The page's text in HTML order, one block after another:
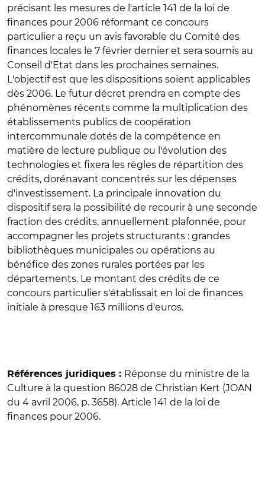
précisant les mesures de l'article 141 de la loi de
finances pour 2006 réformant ce concours
particulier a reçu un avis favorable du Comité des
finances locales le 7 février dernier et sera soumis au
Conseil d'Etat dans les prochaines semaines.
L'objectif est que les dispositions soient applicables
dès 2006. Le futur décret prendra en compte des
phénomènes récents comme la multiplication des
établissements publics de coopération
intercommunale dotés de la compétence en
matière de lecture publique ou l'évolution des
technologies et fixera les règles de répartition des
crédits, dorénavant concentrés sur les dépenses
d'investissement. La principale innovation du
dispositif sera la possibilité de recourir à une seconde
fraction des crédits, annuellement plafonnée, pour
accompagner les projets structurants : grandes
bibliothèques municipales ou opérations au
bénéfice des zones rurales portées par les
départements. Le montant des crédits de ce
concours particulier s'établissait en loi de finances
initiale à presque 163 millions d'euros.
Références juridiques : Réponse du ministre de la
Culture à la question 86028 de Christian Kert (JOAN
du 4 avril 2006, p. 3658). Article 141 de la loi de
finances pour 2006.